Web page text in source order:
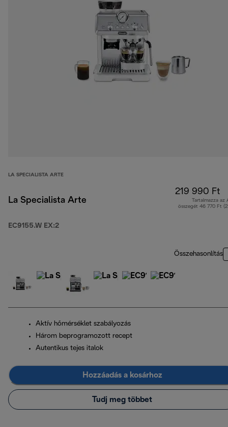
LA SPECIALISTA ARTE
La Specialista Arte
EC9155.W EX:2
219 990 Ft
Tartalmazza az
összegét 46 770 Ft
Összehasonlítás
Aktív hőmérséklet szabályozás
Három beprogramozott recept
Autentikus tejes italok
Hozzáadás a kosárhoz
Tudj meg többet